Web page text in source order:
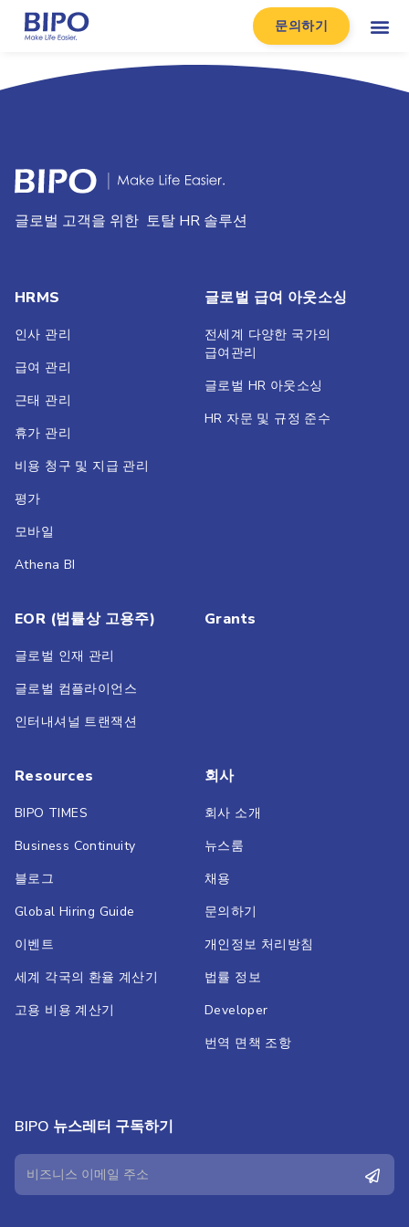
문의하기
글로벌 고객을 위한 토탈 HR 솔루션
HRMS
인사 관리
급여 관리
근태 관리
휴가 관리
비용 청구 및 지급 관리
평가
모바일
Athena BI
글로벌 급여 아웃소싱
전세계 다양한 국가의
급여관리
글로벌 HR 아웃소싱
HR 자문 및 규정 준수
EOR (법률상 고용주)
글로벌 인재 관리
글로벌 컴플라이언스
인터내셔널 트랜잭션
Grants
Resources
BIPO TIMES
Business Continuity
블로그
Global Hiring Guide
이벤트
세계 각국의 환율 계산기
고용 비용 계산기
회사
회사 소개
뉴스룸
채용
문의하기
개인정보 처리방침
법률 정보
Developer
번역 면책 조항
BIPO 뉴스레터 구독하기